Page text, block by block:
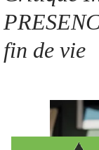
Avignon 2026
Abonnement ▼
fin de vie